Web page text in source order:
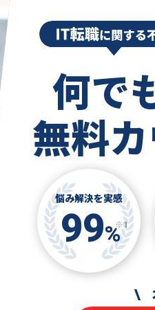
何で
無料
悩み解決を実感
99%※1
\